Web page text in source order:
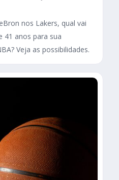
nos Lakers, qual vai
41 anos para sua
Veja as possibilidades.